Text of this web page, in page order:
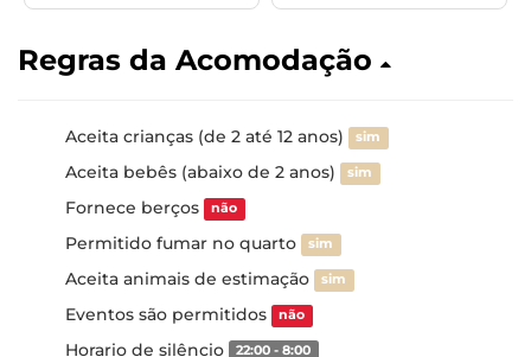
Regras da Acomodação
Aceita crianças (de 2 até 12 anos) sim
Aceita bebês (abaixo de 2 anos) sim
Fornece berços não
Permitido fumar no quarto sim
Aceita animais de estimação sim
Eventos são permitidos não
Horario de silêncio 22:00 - 8:00